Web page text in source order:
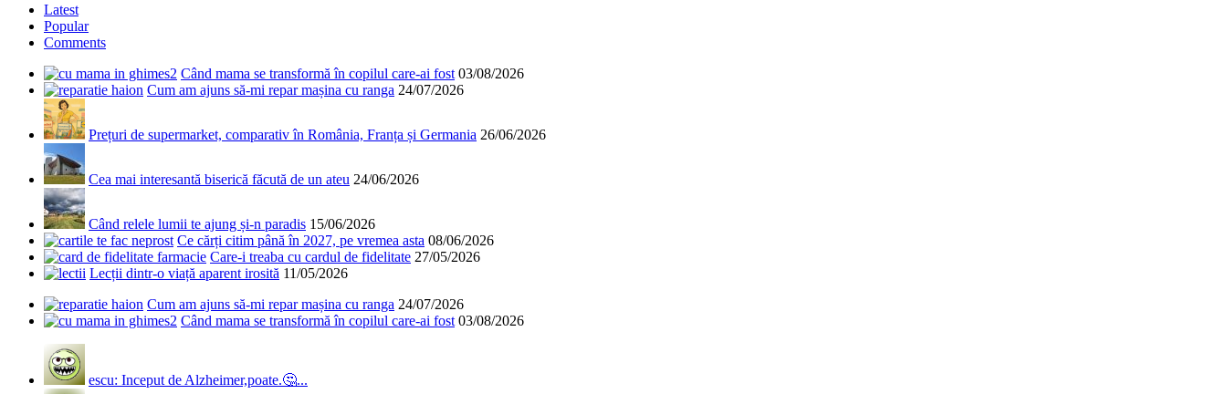
Latest
Popular
Comments
Când mama se transformă în copilul care-ai fost 03/08/2026
Cum am ajuns să-mi repar mașina cu ranga 24/07/2026
Prețuri de supermarket, comparativ în România, Franța și Germania 26/06/2026
Cea mai interesantă biserică făcută de un ateu 24/06/2026
Când relele lumii te ajung și-n paradis 15/06/2026
Ce cărți citim până în 2027, pe vremea asta 08/06/2026
Care-i treaba cu cardul de fidelitate 27/05/2026
Lecții dintr-o viață aparent irosită 11/05/2026
Cum am ajuns să-mi repar mașina cu ranga 24/07/2026
Când mama se transformă în copilul care-ai fost 03/08/2026
escu: Inceput de Alzheimer,poate.🤔...